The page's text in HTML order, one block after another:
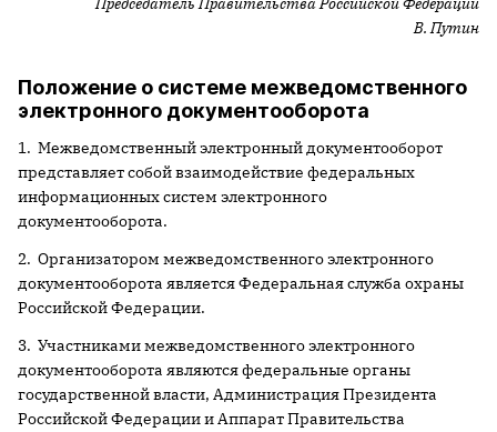
В. Путин
Положение о системе межведомственного
электронного документооборота
1. Межведомственный электронный документооборот
представляет собой взаимодействие федеральных
информационных систем электронного
документооборота.
2. Организатором межведомственного электронного
документооборота является Федеральная служба охраны
Российской Федерации.
3. Участниками межведомственного электронного
документооборота являются федеральные органы
государственной власти, Администрация Президента
Российской Федерации и Аппарат Правительства